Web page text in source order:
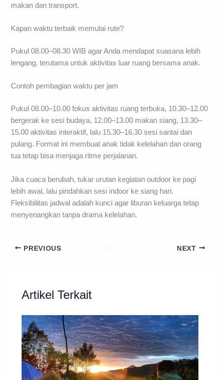
makan dan transport.
Kapan waktu terbaik memulai rute?
Pukul 08.00–08.30 WIB agar Anda mendapat suasana lebih
lengang, terutama untuk aktivitas luar ruang bersama anak.
Contoh pembagian waktu per jam
Pukul 08.00–10.00 fokus aktivitas ruang terbuka, 10.30–12.00
bergerak ke sesi budaya, 12.00–13.00 makan siang, 13.30–
15.00 aktivitas interaktif, lalu 15.30–16.30 sesi santai dan
pulang. Format ini membuat anak tidak kelelahan dan orang
tua tetap bisa menjaga ritme perjalanan.
Jika cuaca berubah, tukar urutan kegiatan outdoor ke pagi
lebih awal, lalu pindahkan sesi indoor ke siang hari.
Fleksibilitas jadwal adalah kunci agar liburan keluarga tetap
menyenangkan tanpa drama kelelahan.
PREVIOUS NEXT
Artikel Terkait